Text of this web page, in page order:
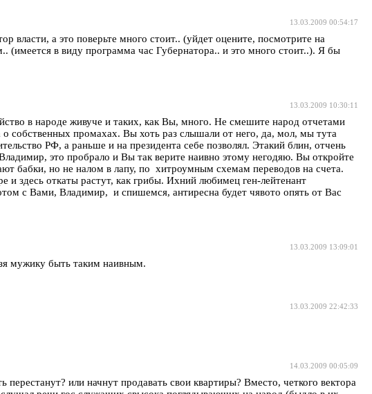
13.03.2009 00:54:17
власти, а это поверьте много стоит.. (уйдет оцените, посмотрите на
в виду программа час Губернатора.. и это много стоит..). Я бы
13.03.2009 10:30:11
в народе живуче и таких, как Вы, много. Не смешите народ отчетами
промахах. Вы хоть раз слышали от него, да, мол, мы тута
РФ, а раньше и на президента себе позволял. Этакий блин, отчень
это пробрало и Вы так верите наивно этому негодяю. Вы откройте
бабки, но не налом в лапу, по хитроумным схемам переводов на счета.
и здесь откаты растут, как грибы. Ихний любимец ген-лейтенант
с Вами, Владимир, и спишемся, антиресна будет чявото опять от Вас
13.03.2009 13:09:01
мужику быть таким наивным.
13.03.2009 22:42:33
14.03.2009 00:05:09
или начнут продавать свои квартиры? Вместо, четкого вектора